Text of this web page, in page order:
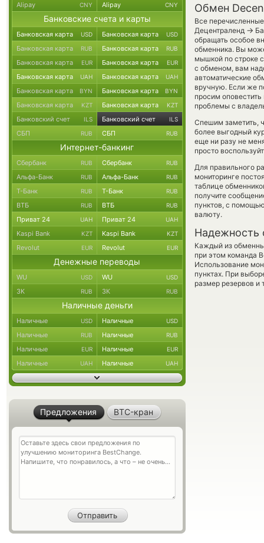
Обмен
Все
Децентраленд →
обращать особое
обменника. Вы
мышкой по строке
с обменом, вам
автоматические
вручную. Если же
просим
проблемы с
Спешим заметить,
более выгодный
еще ни разу не
просто
Для правильного
мониторинге
таблице
получите
пунктов, с
валюту.
Надежность
Каждый из
при этом команда
Использование
пунктах. При
размер резервов и
Alipay CNY Alipay CNY
Банковские счета и карты
Банковская карта USD Банковская карта USD
Банковская карта RUB Банковская карта RUB
Банковская карта EUR Банковская карта EUR
Банковская карта UAH Банковская карта UAH
Банковская карта BYN Банковская карта BYN
Банковская карта KZT Банковская карта KZT
Банковский счет ILS Банковский счет ILS
СБП RUB СБП RUB
Интернет-банкинг
Сбербанк RUB Сбербанк RUB
Альфа-Банк RUB Альфа-Банк RUB
Т-Банк RUB Т-Банк RUB
ВТБ RUB ВТБ RUB
Приват 24 UAH Приват 24 UAH
Kaspi Bank KZT Kaspi Bank KZT
Revolut EUR Revolut EUR
Денежные переводы
WU USD WU USD
ЗК RUB ЗК RUB
Наличные деньги
Наличные USD Наличные USD
Наличные RUB Наличные RUB
Наличные EUR Наличные EUR
Наличные UAH Наличные UAH
Предложения BTC-кран